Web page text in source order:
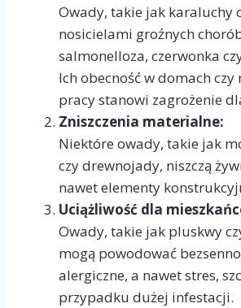
Owady, takie jak karaluchy
nosicielami groźnych
salmonelloza, czerwonka
Ich obecność w domach czy
pracy stanowi zagrożenie
Zniszczenia materialne:
Niektóre owady, takie jak
czy drewnojady, niszczą
nawet elementy
Uciążliwość dla
Owady, takie jak pluskwy
mogą powodować
alergiczne, a nawet stres,
przypadku dużej infestacji.